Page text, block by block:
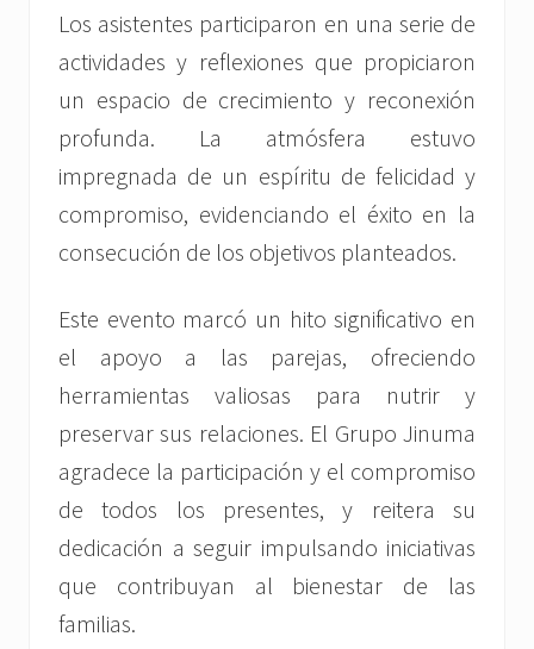
Los asistentes participaron en una serie de
actividades y reflexiones que propiciaron
un espacio de crecimiento y reconexión
profunda. La atmósfera estuvo
impregnada de un espíritu de felicidad y
compromiso, evidenciando el éxito en la
consecución de los objetivos planteados.
Este evento marcó un hito significativo en
el apoyo a las parejas, ofreciendo
herramientas valiosas para nutrir y
preservar sus relaciones. El Grupo Jinuma
agradece la participación y el compromiso
de todos los presentes, y reitera su
dedicación a seguir impulsando iniciativas
que contribuyan al bienestar de las
familias.